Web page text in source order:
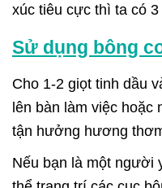
xúc tiêu cực thì ta có
Sử dụng bông
Cho 1-2 giọt tinh dầu
lên bàn làm việc hoặc
tận hưởng hương
Nếu bạn là một người